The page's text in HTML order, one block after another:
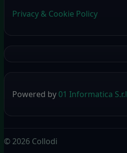
Privacy & Cookie Policy
Powered by 01 Informatica S.r.l
© 2026 Collodi